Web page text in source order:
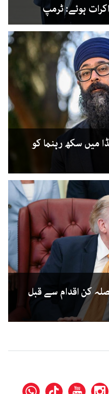
ہوئے: ٹرمپ
میں سکھ رہنما کو
کن اقدام سے قبل